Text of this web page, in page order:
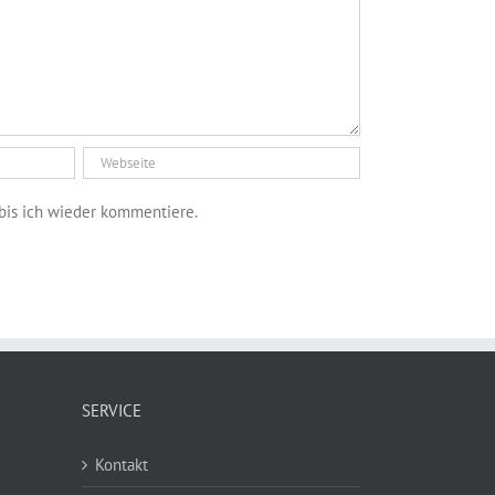
ich wieder kommentiere.
SERVICE
Kontakt